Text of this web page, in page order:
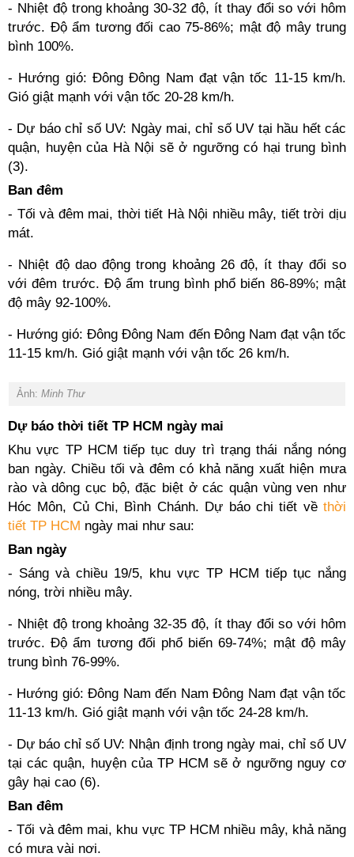
- Nhiệt độ trong khoảng 30-32 độ, ít thay đổi so với hôm
trước. Độ ẩm tương đối cao 75-86%; mật độ mây trung
bình 100%.
- Hướng gió: Đông Đông Nam đạt vận tốc 11-15 km/h.
Gió giật mạnh với vận tốc 20-28 km/h.
- Dự báo chỉ số UV: Ngày mai, chỉ số UV tại hầu hết các
quận, huyện của Hà Nội sẽ ở ngưỡng có hại trung bình
(3).
Ban đêm
- Tối và đêm mai, thời tiết Hà Nội nhiều mây, tiết trời dịu
mát.
- Nhiệt độ dao động trong khoảng 26 độ, ít thay đổi so
với đêm trước. Độ ẩm trung bình phổ biến 86-89%; mật
độ mây 92-100%.
- Hướng gió: Đông Đông Nam đến Đông Nam đạt vận tốc
11-15 km/h. Gió giật mạnh với vận tốc 26 km/h.
Ảnh: Minh Thư
Dự báo thời tiết TP HCM ngày mai
Khu vực TP HCM tiếp tục duy trì trạng thái nắng nóng
ban ngày. Chiều tối và đêm có khả năng xuất hiện mưa
rào và dông cục bộ, đặc biệt ở các quận vùng ven như
Hóc Môn, Củ Chi, Bình Chánh. Dự báo chi tiết về thời
tiết TP HCM ngày mai như sau:
Ban ngày
- Sáng và chiều 19/5, khu vực TP HCM tiếp tục nắng
nóng, trời nhiều mây.
- Nhiệt độ trong khoảng 32-35 độ, ít thay đổi so với hôm
trước. Độ ẩm tương đối phổ biến 69-74%; mật độ mây
trung bình 76-99%.
- Hướng gió: Đông Nam đến Nam Đông Nam đạt vận tốc
11-13 km/h. Gió giật mạnh với vận tốc 24-28 km/h.
- Dự báo chỉ số UV: Nhận định trong ngày mai, chỉ số UV
tại các quận, huyện của TP HCM sẽ ở ngưỡng nguy cơ
gây hại cao (6).
Ban đêm
- Tối và đêm mai, khu vực TP HCM nhiều mây, khả năng
có mưa vài nơi.